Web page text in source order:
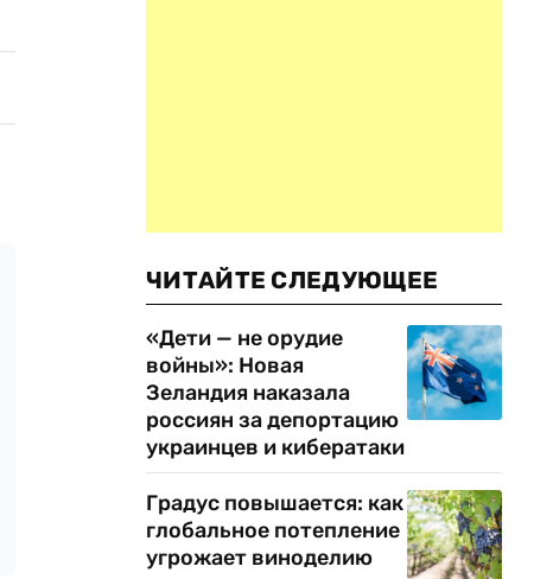
ЧИТАЙТЕ СЛЕДУЮЩЕЕ
«Дети — не орудие
войны»: Новая
Зеландия наказала
россиян за депортацию
украинцев и кибератаки
Градус повышается: как
глобальное потепление
угрожает виноделию